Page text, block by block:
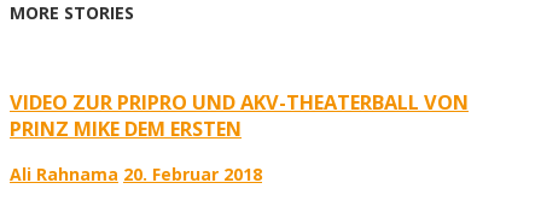
MORE STORIES
VIDEO ZUR PRIPRO UND AKV-THEATERBALL VON
PRINZ MIKE DEM ERSTEN
Ali Rahnama 20. Februar 2018